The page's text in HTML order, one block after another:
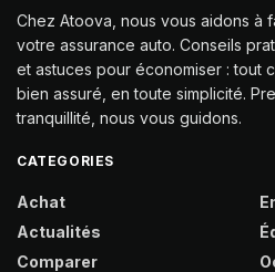
Chez Atoova, nous vous aidons à
votre assurance auto. Conseils
et astuces pour économiser : tout
bien assuré, en toute simplicité.
tranquillité, nous vous guidons.
CATEGORIES
Achat
Actualités
Comparer